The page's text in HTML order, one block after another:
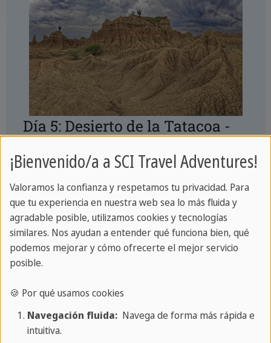
Día 5: Desierto de la Tatacoa -
desierto de la Tatacoa, una vasta zona
conocida por sus extrañas formaciones
rocosas y sus cielos nocturnos despejados.
A continuación, continúe su viaje hacia San
Agustín, famoso por sus yacimientos
arqueológicos y sus antiguas estatuas.
Servicios: Acogedor hotel en San Agustín
(desayuno)
¡Bienvenido/a a SCI Travel Adventures!
Valoramos la confianza y respetamos tu privacidad. Para
que tu experiencia en nuestra web sea lo más fluida y
agradable posible, utilizamos cookies y tecnologías
similares. Nos ayudan a entender qué funciona bien, qué
podemos mejorar y cómo ofrecerte el mejor servicio
posible.
🍪 Por qué usamos cookies
Navegación fluida:Navega de forma más rápida e
intuitiva.